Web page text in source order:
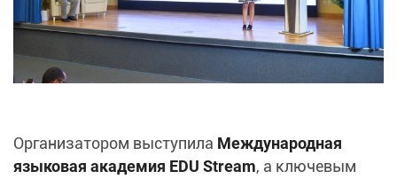
Организатором выступила Международная
языковая академия EDU Stream, а ключевым